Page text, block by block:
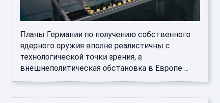
Планы Германии по получению собственного
ядерного оружия вполне реалистичны с
технологической точки зрения, а
внешнеполитическая обстановка в Европе ...